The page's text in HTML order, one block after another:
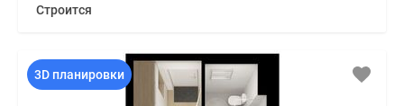
Строится
3D планировки